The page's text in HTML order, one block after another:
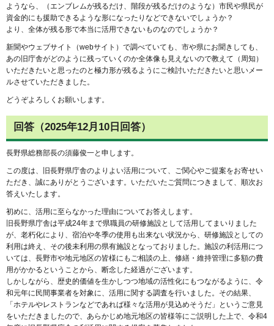
ようなら、（エンブレムが残るだけ、階段が残るだけのような）市民や県民が
資金的にも援助できるような形になったりなどできないでしょうか？
より、全体が残る形で本当に活用できないものなのでしょうか？
新聞やウェブサイト（webサイト）で調べていても、市や県にお聞きしても、
あの旧庁舎がどのように残っていくのか全体像も見えないので教えて（周知）
いただきたいと思ったのと極力形が残るようにご検討いただきたいと思いメー
ルさせていただきました。
どうぞよろしくお願いします。
回答（2025年12月10日回答）
長野県総務部長の須藤俊一と申します。
この度は、旧長野県庁舎のよりよい活用について、ご関心やご提案をお寄せい
ただき、誠にありがとうございます。いただいたご質問につきまして、順次お
答えいたします。
初めに、活用に至らなかった理由についてお答えします。
旧長野県庁舎は平成24年まで県職員の研修施設として活用してまいりました
が、老朽化により、宿泊や冬季の使用も出来ない状況から、研修施設としての
利用は終え、その後未利用の県有施設となっておりました。施設の利活用につ
いては、長野市や地元地区の皆様にもご相談の上、修繕・維持管理に多額の費
用がかかるということから、断念した経過がございます。
しかしながら、歴史的価値を生かしつつ地域の活性化にもつながるように、令
和元年に民間事業者を対象に、活用に関する調査を行いました。その結果、
「ホテルやレストランなどであれば様々な活用が見込めそうだ」というご意見
をいただきましたので、あらかじめ地元地区の皆様等にご説明した上で、令和4